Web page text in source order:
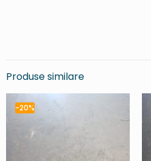
Produse similare
-20%